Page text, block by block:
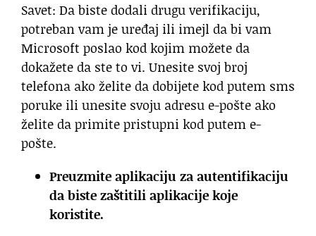
Savet: Da biste dodali drugu verifikaciju,
potreban vam je uređaj ili imejl da bi vam
Microsoft poslao kod kojim možete da
dokažete da ste to vi. Unesite svoj broj
telefona ako želite da dobijete kod putem sms
poruke ili unesite svoju adresu e-pošte ako
želite da primite pristupni kod putem e-
pošte.
Preuzmite aplikaciju za autentifikaciju
da biste zaštitili aplikacije koje
koristite.